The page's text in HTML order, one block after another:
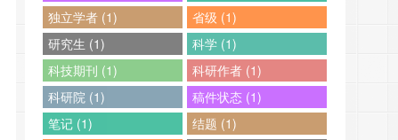
独立学者 (1)
省级 (1)
研究生 (1)
科学 (1)
科技期刊 (1)
科研作者 (1)
科研院 (1)
稿件状态 (1)
笔记 (1)
结题 (1)